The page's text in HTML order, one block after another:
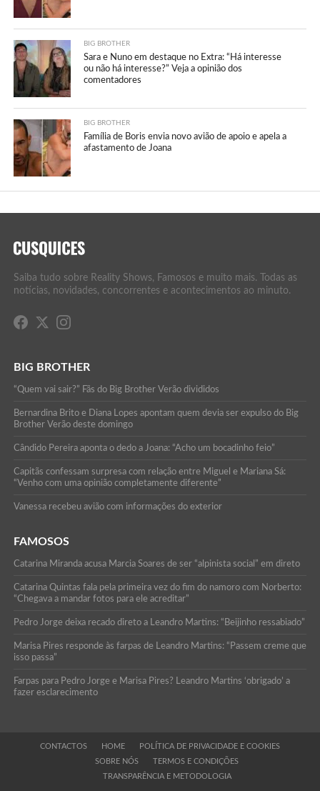
BIG BROTHER
Sara e Nuno em destaque no Extra: “Há interesse
ou não há interesse?” Veja a opinião dos
comentadores
BIG BROTHER
Família de Boris envia novo avião de apoio e apela a
afastamento de Joana
Saiba tudo sobre Reality Shows, Famosos e muito mais. Todas as
notícias, novidades, concorrentes e acontecimentos ao minuto.
BIG BROTHER
“Quem vai sair?” Fãs do Big Brother Verão divididos
Bernardina Brito e Diana Lopes apontam quem devia ser expulso do Big
Brother Verão deste domingo
Cândido Pereira aponta o dedo a Joana: “Acho um bocadinho feio”
Capitãs confessam surpresa com relação entre Miguel e Mariana Sá:
“Venho com uma opinião completamente diferente”
Vanessa recebeu avião com informações do exterior
FAMOSOS
Catarina Miranda acusa Marcia Soares de ser “alpinista social” em direto
Catarina Quintas fala pela primeira vez do fim do namoro com Norberto:
“Chegava a mandar fotos para ele acreditar”
Pedro Jorge deixa recado direto a Leandro Martins: “Beijinho ressabiado”
Marisa Pires responde às farpas de Leandro Martins: “Passem creme que
isso passa”
Farpas para Pedro Jorge e Marisa Pires? Leandro Martins ‘obrigado’ a
fazer esclarecimento
CONTACTOS HOME
POLÍTICA DE PRIVACIDADE E COOKIES
SOBRE NÓS
TERMOS E CONDIÇÕES
TRANSPARÊNCIA E METODOLOGIA